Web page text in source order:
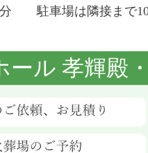
分 駐車場は隣接まで
ール 孝輝殿